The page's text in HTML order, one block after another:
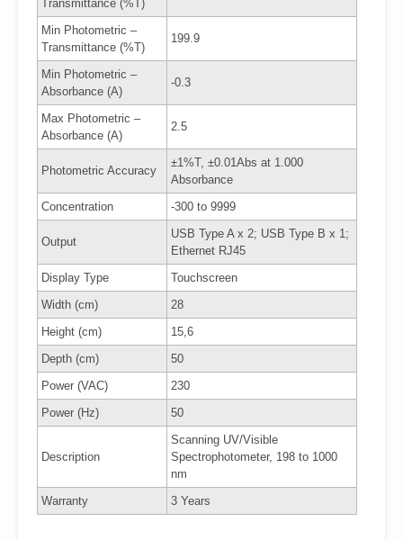
Transmittance (%T)
Min Photometric –
Transmittance (%T)
199.9
Min Photometric –
Absorbance (A)
-0.3
Max Photometric –
Absorbance (A)
2.5
Photometric Accuracy
±1%T, ±0.01Abs at 1.000
Absorbance
Concentration
-300 to 9999
Output
USB Type A x 2; USB Type B x 1;
Ethernet RJ45
Display Type
Touchscreen
Width (cm)
28
Height (cm)
15,6
Depth (cm)
50
Power (VAC)
230
Power (Hz)
50
Description
Scanning UV/Visible
Spectrophotometer, 198 to 1000
nm
Warranty
3 Years